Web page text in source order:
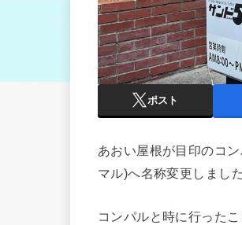
ポスト
あおい屋根が目印のコ
マル)へ名称変更しました
コンパルと時に行った